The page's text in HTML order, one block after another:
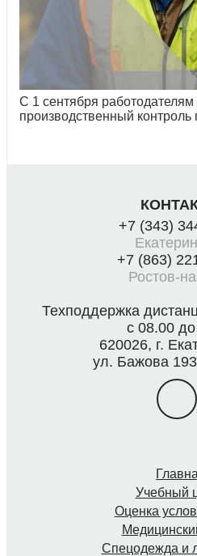
С 1 сентября работодателям
производственный
+7 (343)
+7 (863)
Ростов-
Техподдержка
с 08.00
620026, г.
ул. Бажова
Учебный
Оценка
Спецодежда и